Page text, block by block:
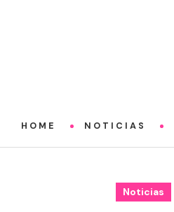
HOME NOTICIAS
Noticias